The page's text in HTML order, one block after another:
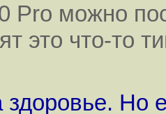
Pro можно
это что-то
здоровье. Но